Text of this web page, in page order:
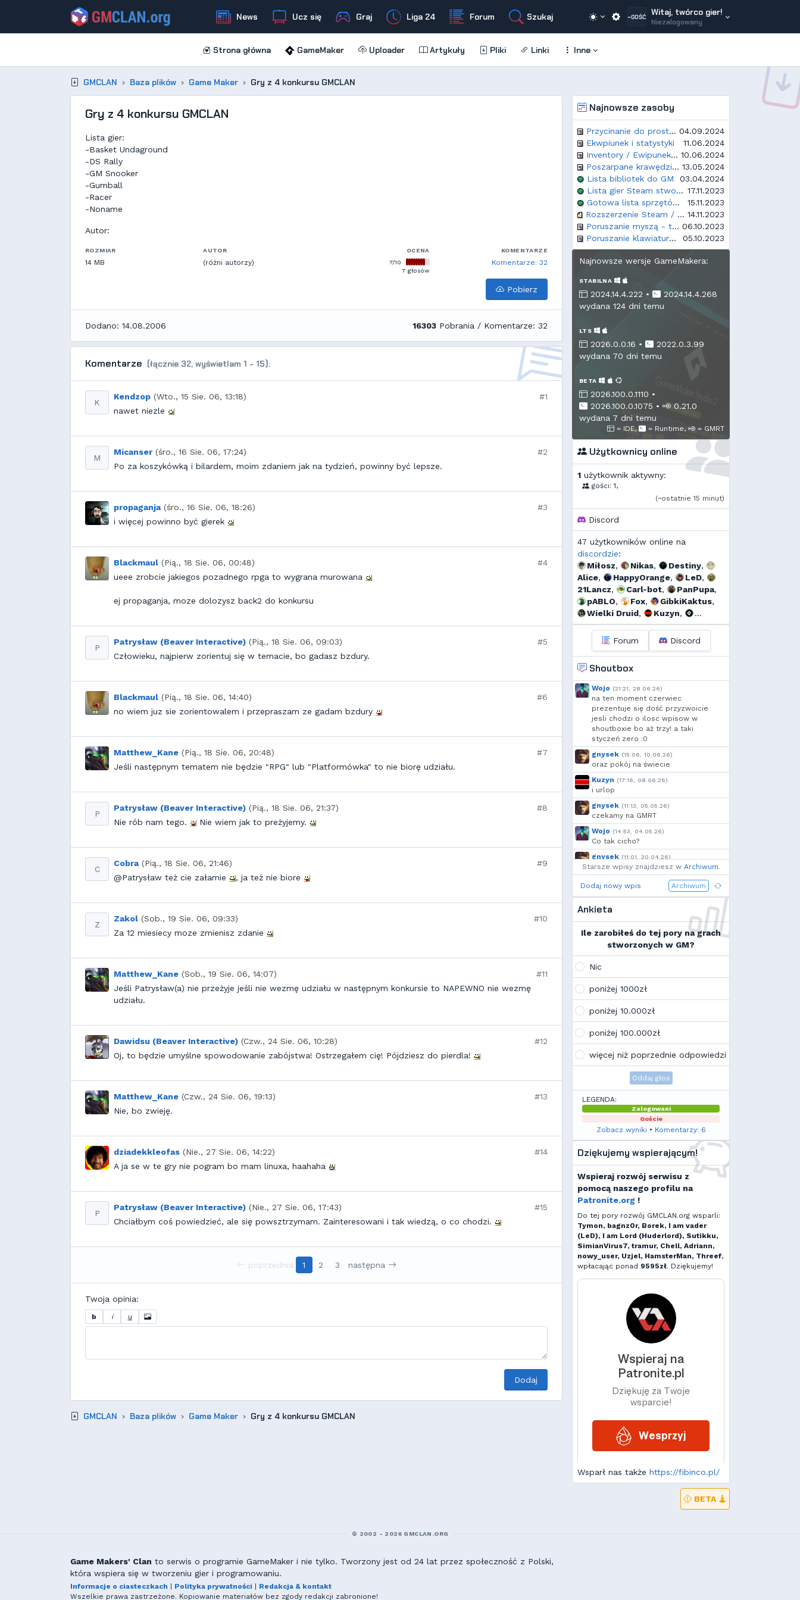
~GOŚĆ Witaj, twórco gier!
Niezalogowany
News Ucz się Graj Liga 24 Forum Szukaj
Strona główna GameMaker Uploader Artykuły Pliki Linki Inne
GMCLAN Baza plików Game Maker Gry z 4 konkursu GMCLAN
Gry z 4 konkursu GMCLAN
Lista gier:
-Basket Undaground
-DS Rally
-GM Snooker
-Gumball
-Racer
-Noname
Autor:
ROZMIAR
14 MB
AUTOR
(różni autorzy)
OCENA
7/10
7 głosów
KOMENTARZE
Komentarze: 32
Pobierz
Dodano: 14.08.2006 16303 Pobrania / Komentarze: 32
Komentarze (łącznie 32, wyświetlam 1 - 15):
K
Kendzop (Wto., 15 Sie. 06, 13:18)
#1
nawet niezle
M
Micanser (śro., 16 Sie. 06, 17:24)
#2
Po za koszykówką i bilardem, moim zdaniem jak na tydzień, powinny być lepsze.
propaganja (śro., 16 Sie. 06, 18:26)
#3
i więcej powinno być gierek
Blackmaul (Pią., 18 Sie. 06, 00:48)
#4
ueee zrobcie jakiegos pozadnego rpga to wygrana murowana
ej propaganja, moze dolozysz back2 do konkursu
P
Patrysław (Beaver Interactive) (Pią., 18 Sie. 06, 09:03)
#5
Człowieku, najpierw zorientuj się w temacie, bo gadasz bzdury.
Blackmaul (Pią., 18 Sie. 06, 14:40)
#6
no wiem juz sie zorientowalem i przepraszam ze gadam bzdury
Matthew_Kane (Pią., 18 Sie. 06, 20:48)
#7
Jeśli następnym tematem nie będzie "RPG" lub "Platformówka" to nie biorę udziału.
P
Patrysław (Beaver Interactive) (Pią., 18 Sie. 06, 21:37)
#8
Nie rób nam tego.
Nie wiem jak to preżyjemy.
C
Cobra (Pią., 18 Sie. 06, 21:46)
#9
@Patrysław też cie załamie
, ja też nie biore
Z
Zakol (Sob., 19 Sie. 06, 09:33)
#10
Za 12 miesiecy moze zmienisz zdanie
Matthew_Kane (Sob., 19 Sie. 06, 14:07)
#11
Jeśli Patrysław(a) nie przeżyje jeśli nie wezmę udziału w następnym konkursie to NAPEWNO nie wezmę
udziału.
Dawidsu (Beaver Interactive) (Czw., 24 Sie. 06, 10:28)
#12
Oj, to będzie umyślne spowodowanie zabójstwa! Ostrzegałem cię! Pójdziesz do pierdla!
Matthew_Kane (Czw., 24 Sie. 06, 19:13)
#13
Nie, bo zwieję.
dziadekkleofas (Nie., 27 Sie. 06, 14:22)
#14
A ja se w te gry nie pogram bo mam linuxa, haahaha
P
Patrysław (Beaver Interactive) (Nie., 27 Sie. 06, 17:43)
#15
Chciałbym coś powiedzieć, ale się powsztrzymam. Zainteresowani i tak wiedzą, o co chodzi.
poprzednia 1 2 3 następna
Twoja opinia:
b i u
Dodaj
GMCLAN Baza plików Game Maker Gry z 4 konkursu GMCLAN
Najnowsze zasoby
Przycinanie do prostokątnego obszaru
04.09.2024
Ekwpiunek i statystyki
11.06.2024
Inventory / Ewipunek / Plecak - proste rozwiązanie
10.06.2024
Poszarpane krawędzie w Opera GX
13.05.2024
Lista bibliotek do GM
03.04.2024
Lista gier Steam stworzonych w GameMakerze
17.11.2023
Gotowa lista sprzętów i rozdzielczości dla GM
15.11.2023
Rozszerzenie Steam / Steamworks
14.11.2023
Poruszanie myszą - top down
06.10.2023
Poruszanie klawiaturą - top down
05.10.2023
Najnowsze wersje GameMakera:
STABILNA
2024.14.4.222 •
2024.14.4.268
wydana 124 dni temu
LTS
2026.0.0.16 •
2022.0.3.99
wydana 70 dni temu
BETA
2026.100.0.1110 •
2026.100.0.1075 •
0.21.0
wydana 7 dni temu
= IDE, = Runtime, = GMRT
Użytkownicy online
1 użytkownik aktywny:
gości: 1,
(~ostatnie 15 minut)
Discord
47 użytkowników online na
discordzie:
Miłosz, Nikas, Destiny,
Alice, HappyOrange, LeD,
21Lancz, Carl-bot, PanPupa,
pABLO, Fox, GibkiKaktus,
Wielki Druid, Kuzyn,
GMRussell, Tidżi, fervi,
, r... Threef ,
RogerDodg3r, Uzjel, s...,
Deusald, FarnekGarnek
szmalu
,
Ulti, Kandif, Skovv,
bagno, Arrekin, Mtax,
, GreenClover, szynka
Cebul, moeglich , Add92
Krzysiek1250 ,
Forum Discord
Shoutbox
Wojo (21:21, 28.06.26)
na ten moment czerwiec
prezentuje się dość przyzwoicie
jesli chodzi o ilosc wpisow w
shoutboxie bo aż trzy! a taki
styczeń zero :0
gnysek (15:06, 10.06.26)
oraz pokój na świecie
Kuzyn (17:16, 08.06.26)
i urlop
gnysek (11:13, 05.05.26)
czekamy na GMRT
Wojo (14:53, 04.05.26)
Co tak cicho?
gnysek (11:01, 30.04.26)
Grill panie, grill.
Wojo
(14:18, 29.04.26)
Jak planujecie spędzić najbliższą
Ja zainstalowałem sobie Linux mint
na swoim laptopie
Wojo
Tak, po zmianach gmclan przeżywa
wskazują, że ten rok będzie rokiem
Linuxa, rokiem odejścia od
discorda na rzecz forów
internetowych
K Kamilek
Ale klimat tu znowu wrócić!
Starsze wpisy znajdziesz w Archiwum.
Dodaj nowy wpis Archiwum
Ankieta
Ile zarobiłeś do tej pory na grach
stworzonych w GM?
Nic
poniżej 1000zł
poniżej 10.000zł
poniżej 100.000zł
więcej niż poprzednie odpowiedzi
Oddaj głos
LEGENDA:
Zalogowani
Goście
Zobacz wyniki • Komentarzy: 6
Dziękujemy wspierającym!
Wspieraj rozwój serwisu z
pomocą naszego profilu na
Patronite.org !
Do tej pory rozwój GMCLAN.org wsparli:
Tymon, bagnz0r, Borek, I am vader
(LeD), I am Lord (Huderlord), Sutikku,
SimianVirus7, tramur, Chell, Adriann,
nowy_user, Uzjel, HamsterMan, Threef,
wpłacając ponad 9595zł. Dziękujemy!
Wsparł nas także https://fibinco.pl/
BETA
© 2002 - 2026 GMCLAN.ORG
Game Makers' Clan to serwis o programie GameMaker i nie tylko. Tworzony jest od 24 lat przez społeczność z Polski,
która wspiera się w tworzeniu gier i programowaniu.
Informacje o ciasteczkach Polityka prywatności
Redakcja & kontakt
Wszelkie prawa zastrzeżone. Kopiowanie materiałów bez zgody redakcji zabronione!